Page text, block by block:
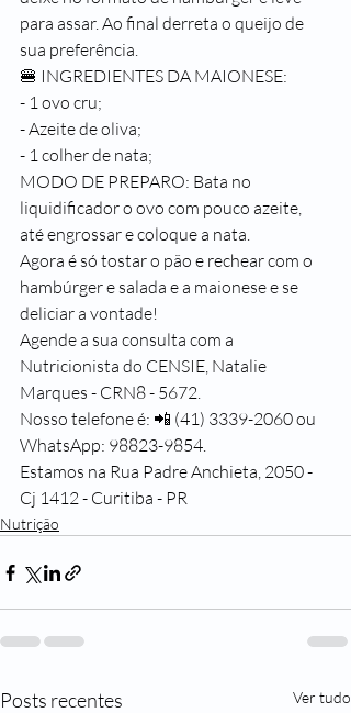
para assar. Ao final derreta o queijo de
sua preferência.
🍔 INGREDIENTES DA MAIONESE:
- 1 ovo cru;
- Azeite de oliva;
- 1 colher de nata;
MODO DE PREPARO: Bata no
liquidificador o ovo com pouco azeite,
até engrossar e coloque a nata.
Agora é só tostar o pão e rechear com o
hambúrger e salada e a maionese e se
deliciar a vontade!
Agende a sua consulta com a
Nutricionista do CENSIE, Natalie
Marques - CRN8 - 5672.
Nosso telefone é: 📲 (41) 3339-2060 ou
WhatsApp: 98823-9854.
Estamos na Rua Padre Anchieta, 2050 -
Cj 1412 - Curitiba - PR
Nutrição
Posts recentes Ver tudo